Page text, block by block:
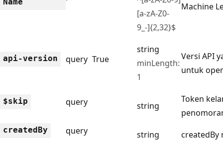
[a-zA-Z0-
9_-]{2,32}$
Machine
api-version query True
string
minLength:
1
Versi API
untuk
$skip query string
Token
createdBy query string createdBy